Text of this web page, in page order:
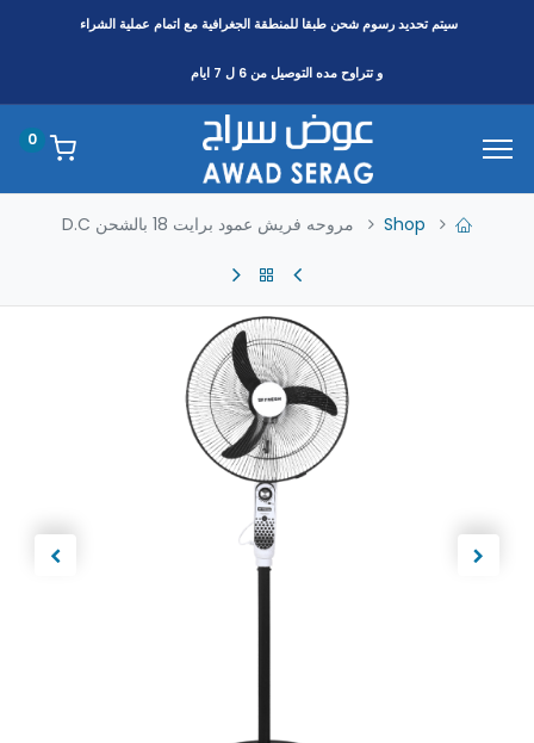
سيتم تحديد رسوم شحن طبقا للمنطقةالجغرافية مع اتمام عملية الشراء
و تتراوح مده التوصيل من 6 ل 7 ايام
0
Shop مروحه فريش عمود برايت 18 بالشحن D.C